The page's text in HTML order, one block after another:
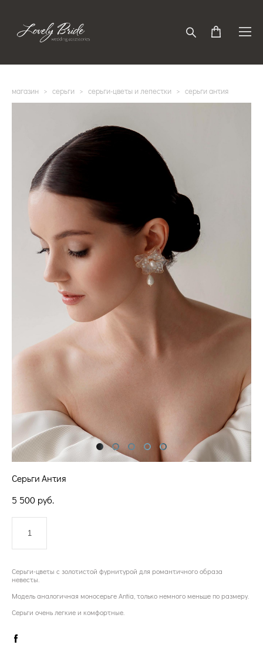
магазин > серьги > серьги-цветы и лепестки > серьги антия
Серьги Антия
5 500 pуб.
Серьги-цветы с золотистой фурнитурой для романтичного образа
невесты.
Модель аналогичная моносерьге Antia, только немного меньше по размеру.
Серьги очень легкие и комфортные.